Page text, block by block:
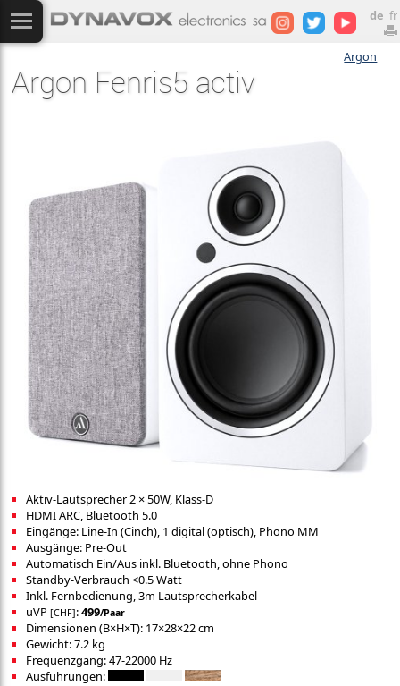
de fr
Argon
Argon Fenris5 activ
Aktiv-Lautsprecher 2 × 50W, Klass-D
HDMI ARC, Bluetooth 5.0
Eingänge: Line-In (Cinch), 1 digital (optisch), Phono MM
Ausgänge: Pre-Out
Automatisch Ein/Aus inkl. Bluetooth, ohne Phono
Standby-Verbrauch <0.5 Watt
Inkl. Fernbedienung, 3m Lautsprecherkabel
uVP [CHF]:499/Paar
Dimensionen (B×H×T): 17×28×22 cm
Gewicht: 7.2 kg
Frequenzgang: 47-22000 Hz
Ausführungen: